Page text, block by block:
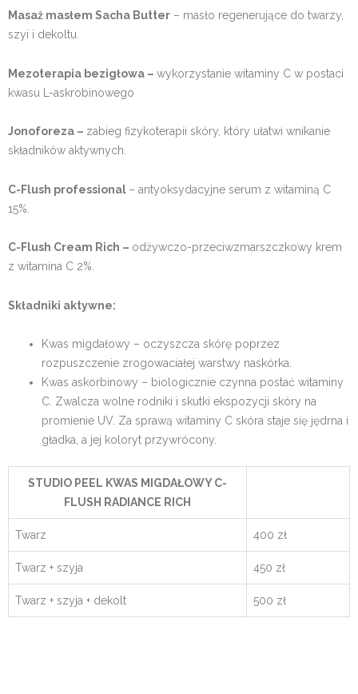
Masaż masłem Sacha Butter – masło regenerujące do twarzy,
szyi i dekoltu.
Mezoterapia bezigłowa – wykorzystanie witaminy C w postaci
kwasu L-askrobinowego
Jonoforeza – zabieg fizykoterapii skóry, który ułatwi wnikanie
składników aktywnych.
C-Flush professional – antyoksydacyjne serum z witaminą C
15%.
C-Flush Cream Rich – odżywczo-przeciwzmarszczkowy krem
z witamina C 2%.
Składniki aktywne:
Kwas migdałowy – oczyszcza skórę poprzez
rozpuszczenie zrogowaciałej warstwy naskórka.
Kwas askorbinowy – biologicznie czynna postać witaminy
C. Zwalcza wolne rodniki i skutki ekspozycji skóry na
promienie UV. Za sprawą witaminy C skóra staje się jędrna i
gładka, a jej koloryt przywrócony.
STUDIO PEEL KWAS MIGDAŁOWY C-
FLUSH RADIANCE RICH
Twarz 400 zł
Twarz + szyja 450 zł
Twarz + szyja + dekolt 500 zł